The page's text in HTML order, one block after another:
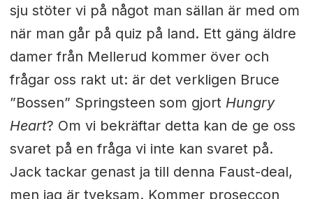
sju stöter vi på något man sällan är med om
när man går på quiz på land. Ett gäng äldre
damer från Mellerud kommer över och
frågar oss rakt ut: är det verkligen Bruce
”Bossen” Springsteen som gjort Hungry
Heart? Om vi bekräftar detta kan de ge oss
svaret på en fråga vi inte kan svaret på.
Jack tackar genast ja till denna Faust-deal,
men jag är tveksam. Kommer proseccon